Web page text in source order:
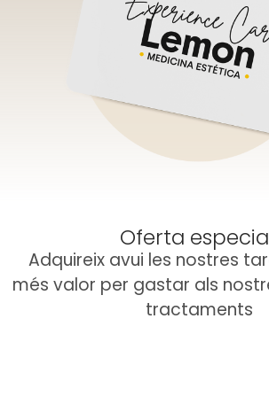
Oferta
Adquireix avui les nostres
més valor per gastar als
tractaments